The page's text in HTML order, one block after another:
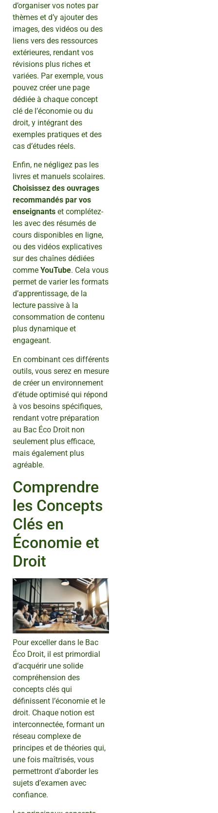
d’organiser vos notes par
thèmes et d’y ajouter des
images, des vidéos ou des
liens vers des ressources
extérieures, rendant vos
révisions plus riches et
variées. Par exemple, vous
pouvez créer une page
dédiée à chaque concept
clé de l’économie ou du
droit, y intégrant des
exemples pratiques et des
cas d’études réels.
Enfin, ne négligez pas les
livres et manuels scolaires.
Choisissez des ouvrages
recommandés par vos
enseignants et complétez-
les avec des résumés de
cours disponibles en ligne,
ou des vidéos explicatives
sur des chaînes dédiées
comme YouTube. Cela vous
permet de varier les formats
d’apprentissage, de la
lecture passive à la
consommation de contenu
plus dynamique et
engageant.
En combinant ces différents
outils, vous serez en mesure
de créer un environnement
d’étude optimisé qui répond
à vos besoins spécifiques,
rendant votre préparation
au Bac Éco Droit non
seulement plus efficace,
mais également plus
agréable.
Comprendre
les Concepts
Clés en
Économie et
Droit
Pour exceller dans le Bac
Éco Droit, il est primordial
d’acquérir une solide
compréhension des
concepts clés qui
définissent l’économie et le
droit. Chaque notion est
interconnectée, formant un
réseau complexe de
principes et de théories qui,
une fois maîtrisés, vous
permettront d’aborder les
sujets d’examen avec
confiance.